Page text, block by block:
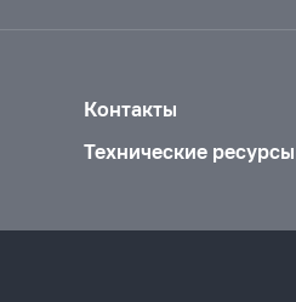
Контакты
Технические ресурсы